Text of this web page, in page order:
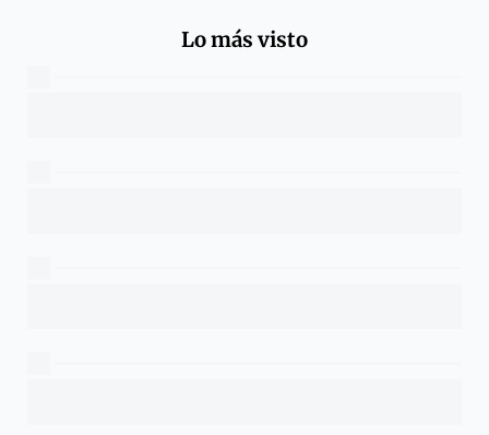
Lo más visto